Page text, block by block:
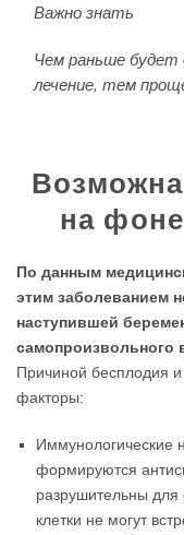
Важно знать
Чем раньше будет
лечение, тем
на
По данным
этим заболеванием
наступившей
Причиной бесплодия
факторы:
Иммунологические
формируются
разрушительны
клетки не могут